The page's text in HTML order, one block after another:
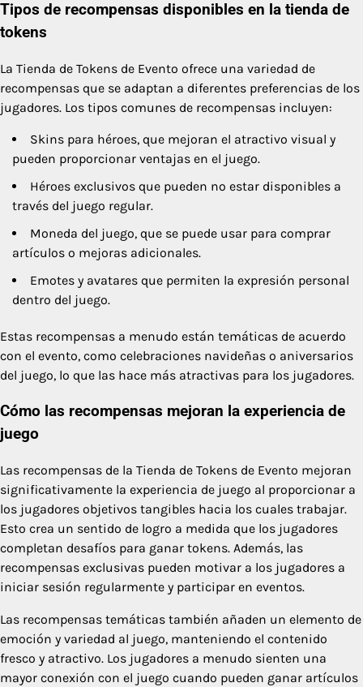
Tipos de recompensas disponibles en la tienda de
tokens
La Tienda de Tokens de Evento ofrece una variedad de
recompensas que se adaptan a diferentes preferencias de los
jugadores. Los tipos comunes de recompensas incluyen:
Skins para héroes, que mejoran el atractivo visual y
pueden proporcionar ventajas en el juego.
Héroes exclusivos que pueden no estar disponibles a
través del juego regular.
Moneda del juego, que se puede usar para comprar
artículos o mejoras adicionales.
Emotes y avatares que permiten la expresión personal
dentro del juego.
Estas recompensas a menudo están temáticas de acuerdo
con el evento, como celebraciones navideñas o aniversarios
del juego, lo que las hace más atractivas para los jugadores.
Cómo las recompensas mejoran la experiencia de
juego
Las recompensas de la Tienda de Tokens de Evento mejoran
significativamente la experiencia de juego al proporcionar a
los jugadores objetivos tangibles hacia los cuales trabajar.
Esto crea un sentido de logro a medida que los jugadores
completan desafíos para ganar tokens. Además, las
recompensas exclusivas pueden motivar a los jugadores a
iniciar sesión regularmente y participar en eventos.
Las recompensas temáticas también añaden un elemento de
emoción y variedad al juego, manteniendo el contenido
fresco y atractivo. Los jugadores a menudo sienten una
mayor conexión con el juego cuando pueden ganar artículos